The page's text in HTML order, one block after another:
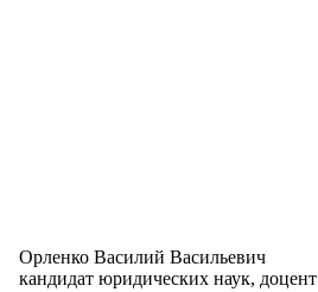
Орленко Василий Васильевич
кандидат юридических наук, доцент